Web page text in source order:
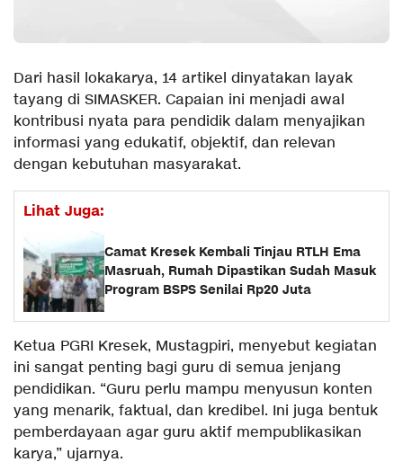
Dari hasil lokakarya, 14 artikel dinyatakan layak
tayang di SIMASKER. Capaian ini menjadi awal
kontribusi nyata para pendidik dalam menyajikan
informasi yang edukatif, objektif, dan relevan
dengan kebutuhan masyarakat.
Lihat Juga:
Camat Kresek Kembali Tinjau RTLH Ema
Masruah, Rumah Dipastikan Sudah Masuk
Program BSPS Senilai Rp20 Juta
Ketua PGRI Kresek, Mustagpiri, menyebut kegiatan
ini sangat penting bagi guru di semua jenjang
pendidikan. “Guru perlu mampu menyusun konten
yang menarik, faktual, dan kredibel. Ini juga bentuk
pemberdayaan agar guru aktif mempublikasikan
karya,” ujarnya.